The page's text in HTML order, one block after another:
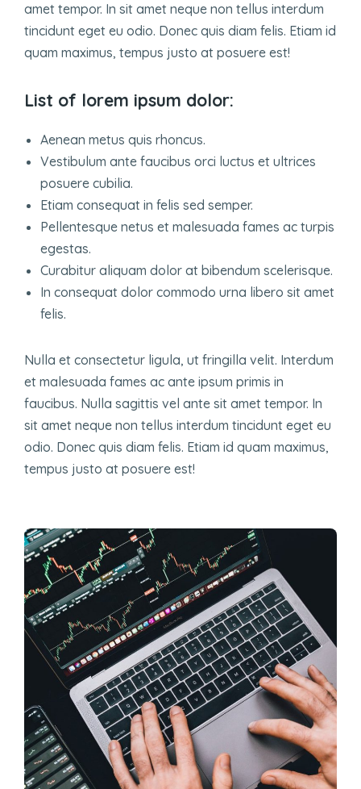
amet tempor. In sit amet neque non tellus interdum
tincidunt eget eu odio. Donec quis diam felis. Etiam id
quam maximus, tempus justo at posuere est!
List of lorem ipsum dolor:
Aenean metus quis rhoncus.
Vestibulum ante faucibus orci luctus et ultrices
posuere cubilia.
Etiam consequat in felis sed semper.
Pellentesque netus et malesuada fames ac turpis
egestas.
Curabitur aliquam dolor at bibendum scelerisque.
In consequat dolor commodo urna libero sit amet
felis.
Nulla et consectetur ligula, ut fringilla velit. Interdum
et malesuada fames ac ante ipsum primis in
faucibus. Nulla sagittis vel ante sit amet tempor. In
sit amet neque non tellus interdum tincidunt eget eu
odio. Donec quis diam felis. Etiam id quam maximus,
tempus justo at posuere est!